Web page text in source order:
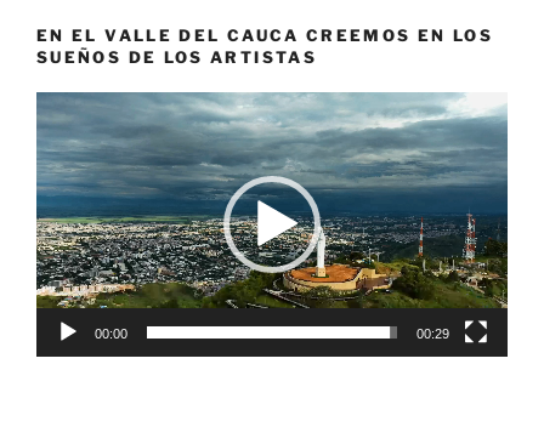
EN EL VALLE DEL CAUCA CREEMOS EN LOS
SUEÑOS DE LOS ARTISTAS
Reproductor
de
vídeo
00:00 00:29